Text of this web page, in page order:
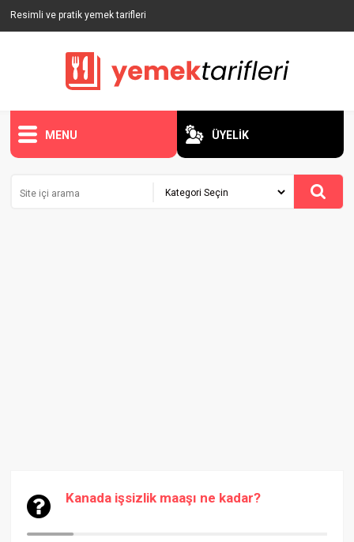
Resimli ve pratik yemek tarifleri
MENU ÜYELİK
Kanada işsizlik maaşı ne kadar?